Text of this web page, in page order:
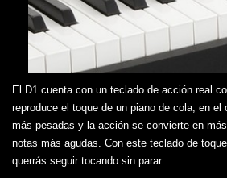
El D1 cuenta con un teclado de acción real
reproduce el toque de un piano de cola, en
más pesadas y la acción se convierte en
notas más agudas. Con este teclado de
querrás seguir tocando sin parar.